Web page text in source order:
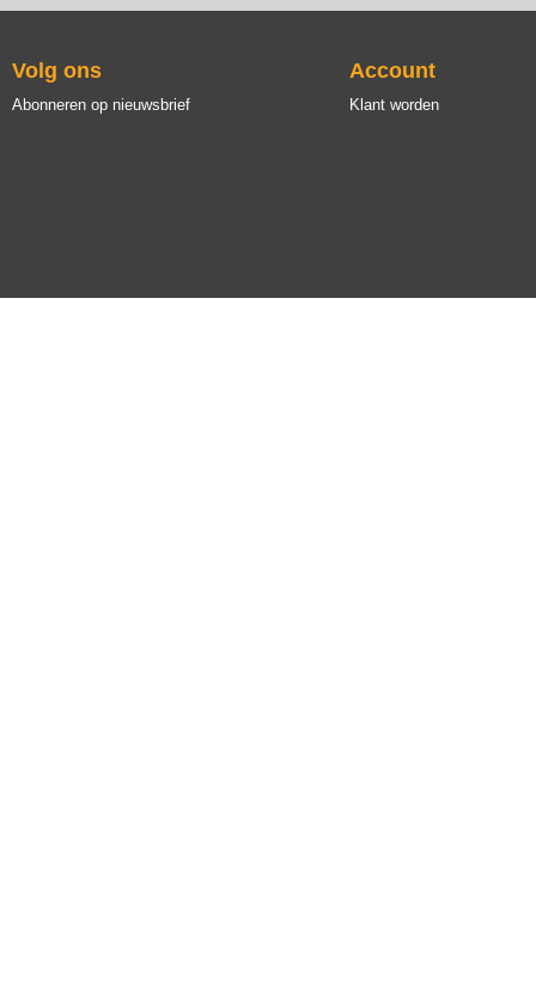
Volg ons
Abonneren op nieuwsbrief
Account
Klant worden